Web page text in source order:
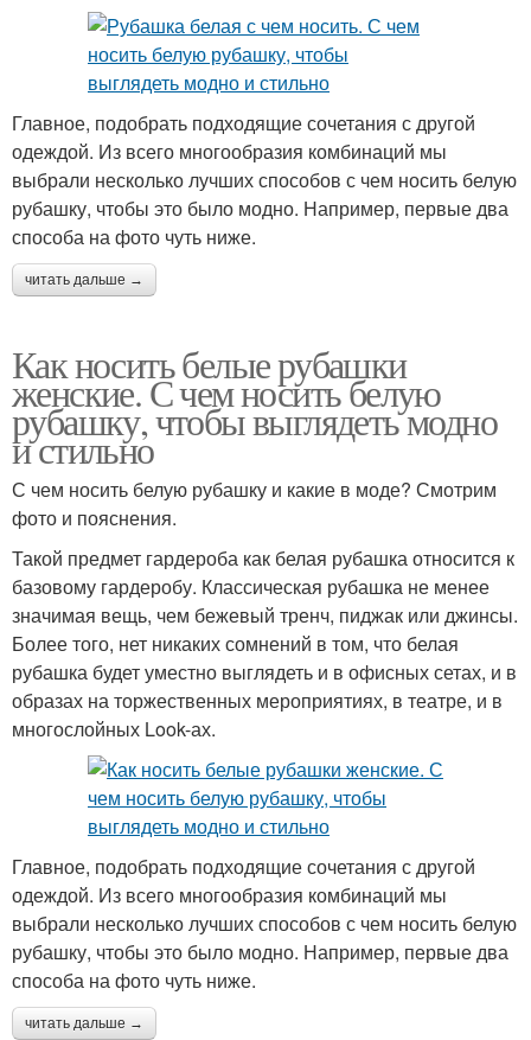
Главное, подобрать подходящие сочетания с другой
одеждой. Из всего многообразия комбинаций мы
выбрали несколько лучших способов с чем носить белую
рубашку, чтобы это было модно. Например, первые два
способа на фото чуть ниже.
читать дальше →
Как носить белые рубашки
женские. С чем носить белую
рубашку, чтобы выглядеть модно
и стильно
С чем носить белую рубашку и какие в моде? Смотрим
фото и пояснения.
Такой предмет гардероба как белая рубашка относится к
базовому гардеробу. Классическая рубашка не менее
значимая вещь, чем бежевый тренч, пиджак или джинсы.
Более того, нет никаких сомнений в том, что белая
рубашка будет уместно выглядеть и в офисных сетах, и в
образах на торжественных мероприятиях, в театре, и в
многослойных Look-ах.
Главное, подобрать подходящие сочетания с другой
одеждой. Из всего многообразия комбинаций мы
выбрали несколько лучших способов с чем носить белую
рубашку, чтобы это было модно. Например, первые два
способа на фото чуть ниже.
читать дальше →